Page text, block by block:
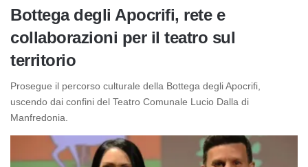
Bottega degli Apocrifi, rete e
collaborazioni per il teatro sul
territorio
Prosegue il percorso culturale della Bottega degli Apocrifi,
uscendo dai confini del Teatro Comunale Lucio Dalla di
Manfredonia.